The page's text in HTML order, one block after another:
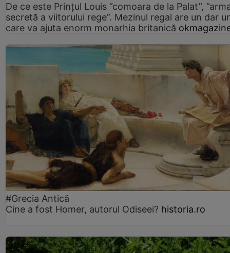
De ce este Prințul Louis ”comoara de la Palat”,
secretă a viitorului rege”. Mezinul regal are un dar
care va ajuta enorm monarhia britanică
#Grecia Antică
Cine a fost Homer, autorul Odiseei? historia.ro